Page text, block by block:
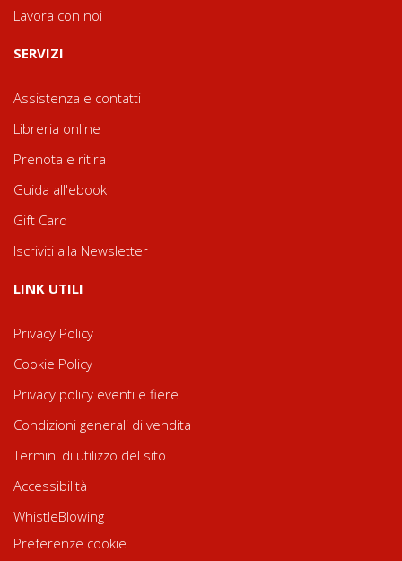
Lavora con noi
SERVIZI
Assistenza e contatti
Libreria online
Prenota e ritira
Guida all'ebook
Gift Card
Iscriviti alla Newsletter
LINK UTILI
Privacy Policy
Cookie Policy
Privacy policy eventi e fiere
Condizioni generali di vendita
Termini di utilizzo del sito
Accessibilità
WhistleBlowing
Preferenze cookie